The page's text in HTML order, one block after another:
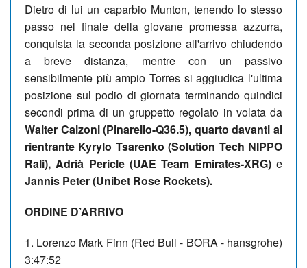
Dietro di lui un caparbio Munton, tenendo lo stesso
passo nel finale della giovane promessa azzurra,
conquista la seconda posizione all'arrivo chiudendo
a breve distanza, mentre con un passivo
sensibilmente più ampio Torres si aggiudica l'ultima
posizione sul podio di giornata terminando quindici
secondi prima di un gruppetto regolato in volata da
Walter Calzoni (Pinarello-Q36.5), quarto davanti al
rientrante Kyrylo Tsarenko (Solution Tech NIPPO
Rali), Adrià Pericle (UAE Team Emirates-XRG) e
Jannis Peter (Unibet Rose Rockets).
ORDINE D’ARRIVO
1. Lorenzo Mark Finn (Red Bull - BORA - hansgrohe)
3:47:52